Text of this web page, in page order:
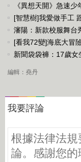
《異想天開》急速
[智慧樹]我愛做手工
瀋陽：新款校服舞台
[看我72變]海底大冒
新聞袋袋褲：17歲
編輯：堯丹